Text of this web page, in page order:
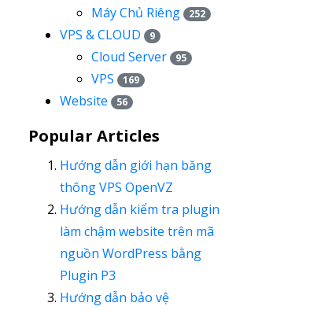
Máy Chủ Riêng 252
VPS & CLOUD 9
Cloud Server 95
VPS 169
Website 56
Popular Articles
Hướng dẫn giới hạn băng
thông VPS OpenVZ
Hướng dẫn kiểm tra plugin
làm chậm website trên mã
nguồn WordPress bằng
Plugin P3
Hướng dẫn bảo vệ